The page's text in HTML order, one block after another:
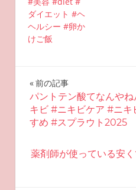
ダイエット #ヘ
ヘルシー #卵か
けご飯
投
稿
ナ
ビ
前の記事
パントテン酸てなんや
キビ #ニキビケア #ニ
すめ #スプラウト2025
薬剤師が使っている安